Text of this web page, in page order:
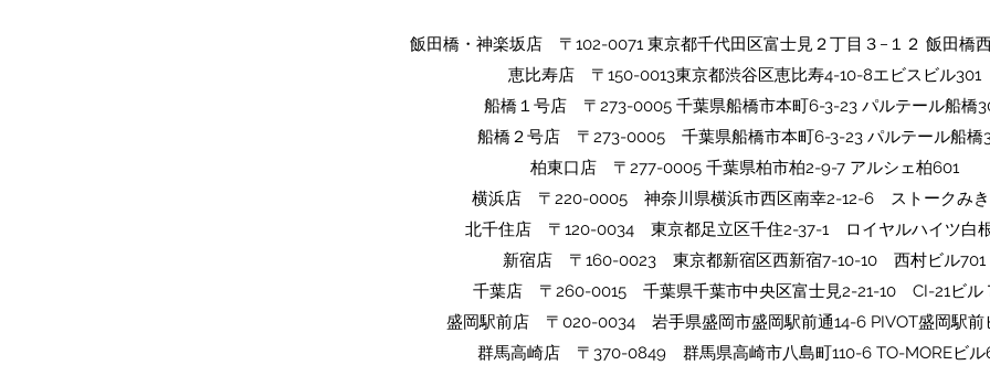
飯田橋・神楽坂店 〒102-0071 東京都千代田区富士見２丁目３−１２ 飯田橋
​恵比寿店 〒150-0013東京都渋谷区恵比寿4-10-8エビスビル301
船橋１号店 〒273-0005 千葉県船橋市本町6-3-23 パルテール船橋
船橋２号店 〒273-0005​ 千葉県船橋市本町6-3-23 パルテール船橋
​柏東口店 〒277-0005 千葉県柏市柏2-9-7 アルシェ柏601
横浜店 〒220-0005 神奈川県横浜市西区南幸2-12-6 ストークみ
北千住店 〒120-0034 東京都足立区千住2-37-1 ロイヤルハイツ白
​​新宿店 〒160-0023 東京都新宿区西新宿7-10-10 西村ビル701
千葉店 〒260-0015 千葉県千葉市中央区富士見2-21-10 CI-21ビル
盛岡駅前店 〒020-0034 岩手県盛岡市盛岡駅前通14-6 PIVOT盛岡駅前
群馬高崎店 〒370-0849 群馬県高崎市八島町110-6 TO-MOREビル